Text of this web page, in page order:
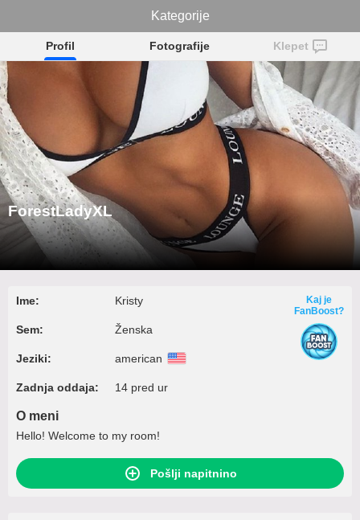
ForestLadyXL
Profil Fotografije Klepet
ForestLadyXL
Ime: Kristy
Sem: Ženska
Jeziki: american
Zadnja oddaja: 14 pred ur
Kaj je
FanBoost?
O meni
Hello! Welcome to my room!
Pošlji napitnino
Kategorije